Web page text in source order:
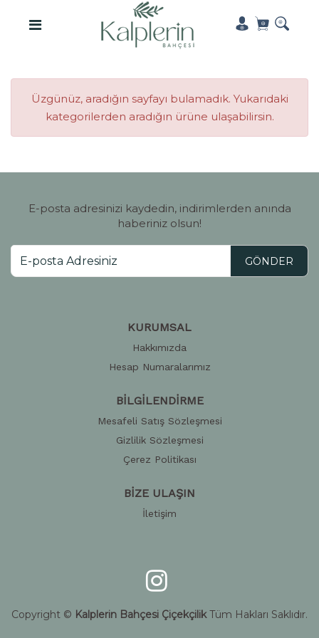
Üzgünüz, aradığın sayfayı bulamadık. Yukarıdaki
kategorilerden aradığın ürüne ulaşabilirsin.
E-posta adresinizi kaydedin, indirimlerden anında
haberiniz olsun!
GÖNDER
KURUMSAL
Hakkımızda
Hesap Numaralarımız
BİLGİLENDİRME
Mesafeli Satış Sözleşmesi
Gizlilik Sözleşmesi
Çerez Politikası
BİZE ULAŞIN
İletişim
Copyright © Kalplerin Bahçesi ÇiçekçilikTüm Hakları Saklıdır.